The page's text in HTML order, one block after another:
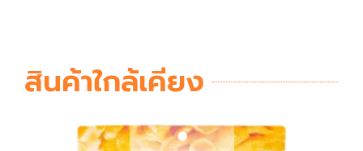
สินค้าใกล้เคียง